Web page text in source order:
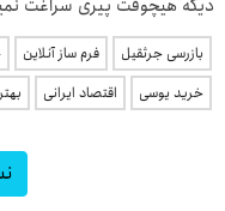
بازرسی جرثقیل فرم ساز آنلاین
خرید یوسی
اقتصاد ایرانی